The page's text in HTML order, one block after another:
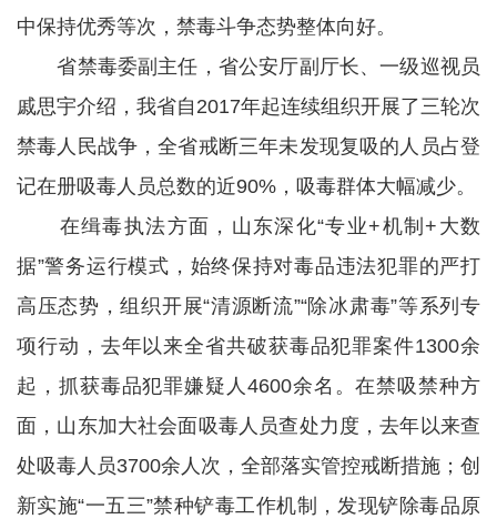
中保持优秀等次，禁毒斗争态势整体向好。
省禁毒委副主任，省公安厅副厅长、一级巡视员
戚思宇介绍，我省自2017年起连续组织开展了三轮次
禁毒人民战争，全省戒断三年未发现复吸的人员占登
记在册吸毒人员总数的近90%，吸毒群体大幅减少。
在缉毒执法方面，山东深化“专业+机制+大数
据”警务运行模式，始终保持对毒品违法犯罪的严打
高压态势，组织开展“清源断流”“除冰肃毒”等系列专
项行动，去年以来全省共破获毒品犯罪案件1300余
起，抓获毒品犯罪嫌疑人4600余名。在禁吸禁种方
面，山东加大社会面吸毒人员查处力度，去年以来查
处吸毒人员3700余人次，全部落实管控戒断措施；创
新实施“一五三”禁种铲毒工作机制，发现铲除毒品原